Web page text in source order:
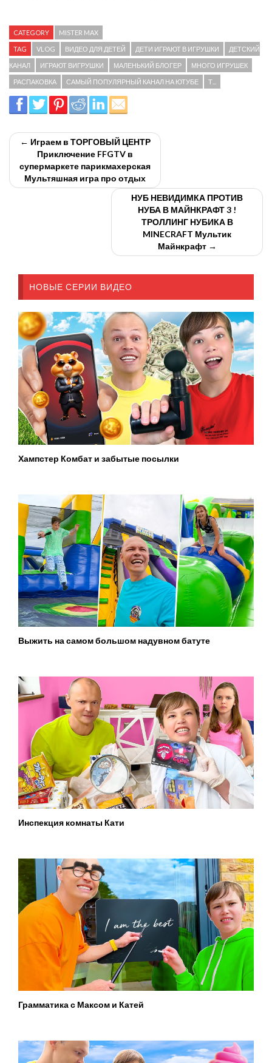
CATEGORY MISTER MAX
TAG VLOG ВИДЕО ДЛЯ ДЕТЕЙ ДЕТИ ИГРАЮТ В ИГРУШКИ ДЕТСКИЙ
КАНАЛ ИГРАЮТ ВИГРУШКИ МАЛЕНЬКИЙ БЛОГЕР МНОГО ИГРУШЕК
РАСПАКОВКА САМЫЙ ПОПУЛЯРНЫЙ КАНАЛ НА ЮТУБЕ Т...
← Играем в ТОРГОВЫЙ ЦЕНТР
Приключение FFGTV в
супермаркете парикмахерская
Мультяшная игра про отдых
НУБ НЕВИДИМКА ПРОТИВ
НУБА В МАЙНКРАФТ 3 !
ТРОЛЛИНГ НУБИКА В
MINECRAFT Мультик
Майнкрафт →
НОВЫЕ СЕРИИ ВИДЕО
Хампстер Комбат и забытые посылки
Выжить на самом большом надувном батуте
Инспекция комнаты Кати
Грамматика с Максом и Катей